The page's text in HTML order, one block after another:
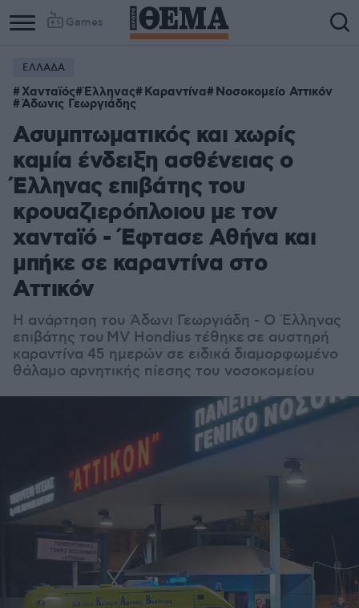
Games
ΕΛΛΑΔΑ
Χανταϊός Έλληνας Καραντίνα Νοσοκομείο Αττικόν
Άδωνις Γεωργιάδης
Ασυμπτωματικός και χωρίς
καμία ένδειξη ασθένειας ο
Έλληνας επιβάτης του
κρουαζιερόπλοιου με τον
χανταϊό - Έφτασε Αθήνα και
μπήκε σε καραντίνα στο
Αττικόν
Η ανάρτηση του Άδωνι Γεωργιάδη - Ο Έλληνας
επιβάτης του MV Hondius τέθηκε σε αυστηρή
καραντίνα 45 ημερών σε ειδικά διαμορφωμένο
θάλαμο αρνητικής πίεσης του νοσοκομείου